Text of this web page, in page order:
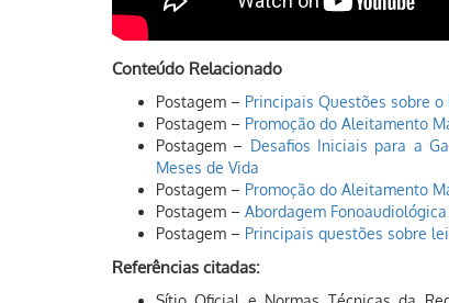
Conteúdo Relacionado
Postagem – Principais Questões sobre
Postagem – Promoção do Aleitamento
Postagem – Desafios Iniciais para a
Meses de Vida
Postagem – Promoção do Aleitamento
Postagem – Abordagem
Postagem – Principais questões sobre
Referências citadas: